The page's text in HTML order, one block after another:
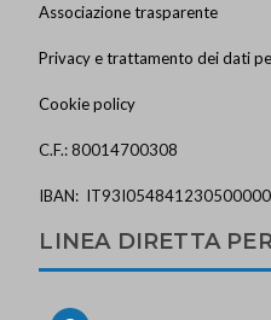
Associazione trasparente
Privacy e trattamento dei dati
Cookie policy
C.F.: 80014700308
IBAN:
LINEA DIRETTA